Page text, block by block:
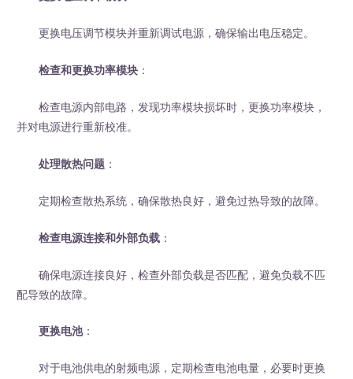
更换电压调节模块并重新调试电源，确保输出电压稳定。
检查和更换功率模块 ：
检查电源内部电路，发现功率模块损坏时，更换功率模块，
并对电源进行重新校准。
处理散热问题 ：
定期检查散热系统，确保散热良好，避免过热导致的故障。
检查电源连接和外部负载 ：
确保电源连接良好，检查外部负载是否匹配，避免负载不匹
配导致的故障。
更换电池：
对于电池供电的射频电源，定期检查电池电量，必要时更换